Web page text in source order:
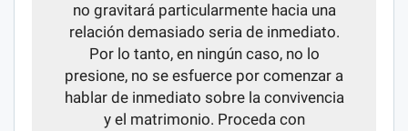
no gravitará particularmente hacia una
relación demasiado seria de inmediato.
Por lo tanto, en ningún caso, no lo
presione, no se esfuerce por comenzar a
hablar de inmediato sobre la convivencia
y el matrimonio. Proceda con